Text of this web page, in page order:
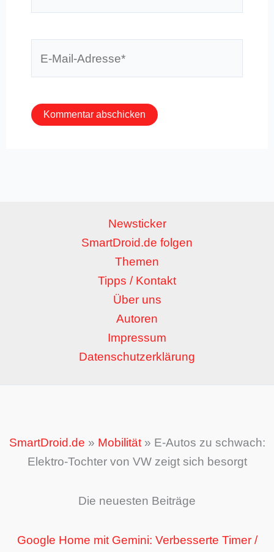
Newsticker
SmartDroid.de folgen
Themen
Tipps / Kontakt
Über uns
Autoren
Impressum
Datenschutzerklärung
SmartDroid.de » Mobilität» E-Autos zu schwach:
Elektro-Tochter von VW zeigt sich besorgt
Die neuesten Beiträge
Google Home mit Gemini: Verbesserte Timer /